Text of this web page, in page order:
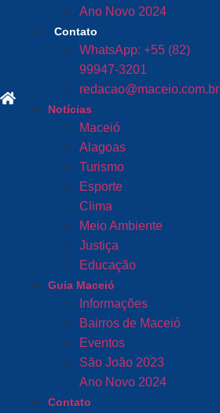
Ano Novo 2024
Contato
WhatsApp: +55 (82)
99947-3201
redacao@maceio.com.br
Notícias
Maceió
Alagoas
Turismo
Esporte
Clima
Meio Ambiente
Justiça
Educação
Guia Maceió
Informações
Bairros de Maceió
Eventos
São João 2023
Ano Novo 2024
Contato